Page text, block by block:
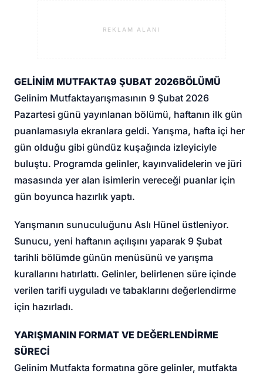
REKLAM ALANI
GELİNİM MUTFAKTA9 ŞUBAT 2026BÖLÜMÜ
Gelinim Mutfaktayarışmasının 9 Şubat 2026
Pazartesi günü yayınlanan bölümü, haftanın ilk gün
puanlamasıyla ekranlara geldi. Yarışma, hafta içi her
gün olduğu gibi gündüz kuşağında izleyiciyle
buluştu. Programda gelinler, kayınvalidelerin ve jüri
masasında yer alan isimlerin vereceği puanlar için
gün boyunca hazırlık yaptı.
Yarışmanın sunuculuğunu Aslı Hünel üstleniyor.
Sunucu, yeni haftanın açılışını yaparak 9 Şubat
tarihli bölümde günün menüsünü ve yarışma
kurallarını hatırlattı. Gelinler, belirlenen süre içinde
verilen tarifi uyguladı ve tabaklarını değerlendirme
için hazırladı.
YARIŞMANIN FORMAT VE DEĞERLENDİRME
SÜRECİ
Gelinim Mutfakta formatına göre gelinler, mutfakta